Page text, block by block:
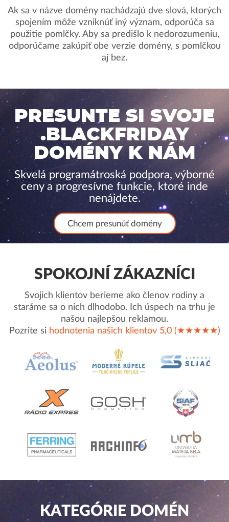
Ak sa v názve domény nachádzajú dve slová, ktorých
spojením môže vzniknúť iný význam, odporúča sa
použitie pomlčky. Aby sa predišlo k nedorozumeniu,
odporúčame zakúpiť obe verzie domény, s pomlčkou
aj bez.
PRESUNTE SI SVOJE
.BLACKFRIDAY
DOMÉNY K NÁM
Skvelá programátroská podpora, výborné
ceny a progresívne funkcie, ktoré inde
nenájdete.
Chcem presunúť domény
SPOKOJNÍ ZÁKAZNÍCI
Svojich klientov berieme ako členov rodiny a
staráme sa o nich dlhodobo. Ich úspech na trhu je
našou najlepšou reklamou.
Pozrite si hodnotenia našich klientov 5,0 (★★★★★)
KATEGÓRIE DOMÉN